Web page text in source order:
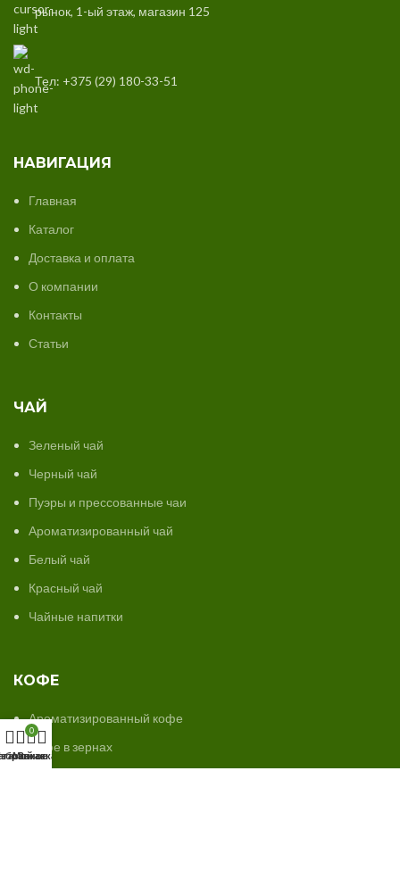
рынок, 1-ый этаж, магазин 125
Тел: +375 (29) 180-33-51
НАВИГАЦИЯ
Главная
Каталог
Доставка и оплата
О компании
Контакты
Статьи
ЧАЙ
Зеленый чай
Черный чай
Пуэры и прессованные чаи
Ароматизированный чай
Белый чай
Красный чай
Чайные напитки
КОФЕ
Ароматизированный кофе
Кофе в зернах
0
Заказ
Мой аккаунт